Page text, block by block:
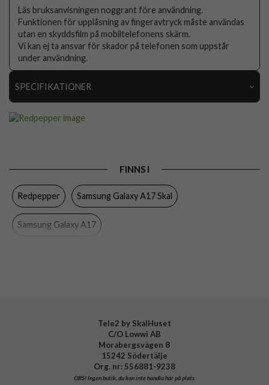
Läs bruksanvisningen noggrant före användning.
Funktionen för upplåsning av fingeravtryck måste användas
utan en skyddsfilm på mobiltelefonens skärm.
Vi kan ej ta ansvar för skador på telefonen som uppstår
under användning.
SPECIFIKATIONER
Inbyggt skärmskydd, Stöttålig, Vattentålig
Färg Genomskinlig, Svart
FINNS I
Redpepper Samsung Galaxy A17 Skal
Samsung Galaxy A17
Tele2 by SkalHuset
C/O Lowwi AB
Morabergsvägen 8
15242 Södertälje
Org. nr: 556881-9238
OBS!Ingen butik, du kan inte handla här på plats